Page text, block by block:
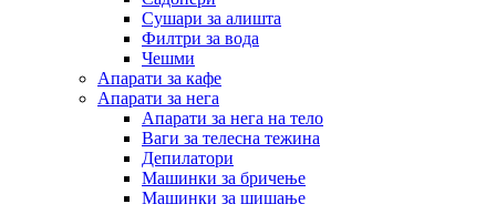
Сушари за алишта
Филтри за вода
Чешми
Апарати за кафе
Апарати за нега
Апарати за нега на тело
Ваги за телесна тежина
Депилатори
Машинки за бричење
Машинки за шишање